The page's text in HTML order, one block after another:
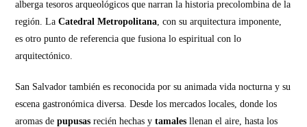
alberga tesoros arqueológicos que narran la historia precolombina de la
región. LaCatedral Metropolitana, con su arquitectura imponente,
es otro punto de referencia que fusiona lo espiritual con lo
arquitectónico.
San Salvador también es reconocida por su animada vida nocturna y su
escena gastronómica diversa. Desde los mercados locales, donde los
aromas depupusas recién hechas ytamalesllenan el aire, hasta los